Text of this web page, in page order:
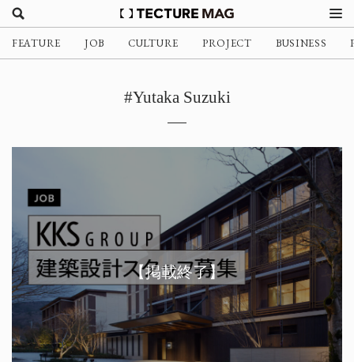
FEATURE JOB CULTURE PROJECT BUSINESS
#Yutaka Suzuki